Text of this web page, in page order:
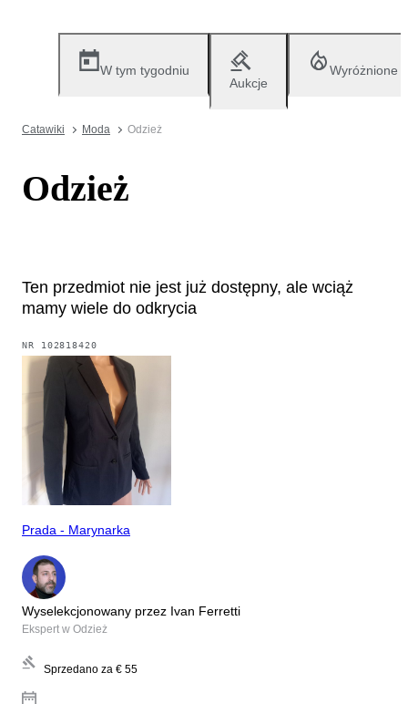
W tym tygodniu
Aukcje
Wyróżnione
Catawiki Moda Odzież
Odzież
Ten przedmiot nie jest już dostępny, ale wciąż
mamy wiele do odkrycia
NR 102818420
Prada - Marynarka
Wyselekcjonowany przez Ivan Ferretti
Ekspert w Odzież
Sprzedano za € 55